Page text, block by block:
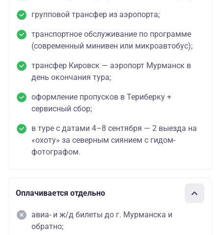
групповой трансфер из аэропорта;
транспортное обслуживание по программе
(современный минивен или микроавтобус);
трансфер Кировск — аэропорт Мурманск в
день окончания тура;
оформление пропусков в Териберку +
сервисный сбор;
в туре с датами 4–8 сентября — 2 выезда на
«охоту» за северным сиянием с гидом-
фотографом.
Оплачивается отдельно
авиа- и ж/д билеты до г. Мурманска и
обратно;